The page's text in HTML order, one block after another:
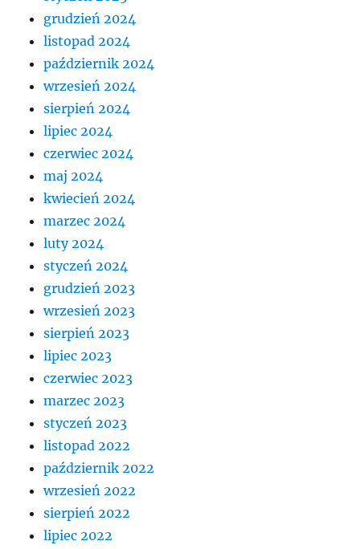
grudzień 2024
listopad 2024
październik 2024
wrzesień 2024
sierpień 2024
lipiec 2024
czerwiec 2024
maj 2024
kwiecień 2024
marzec 2024
luty 2024
styczeń 2024
grudzień 2023
wrzesień 2023
sierpień 2023
lipiec 2023
czerwiec 2023
marzec 2023
styczeń 2023
listopad 2022
październik 2022
wrzesień 2022
sierpień 2022
lipiec 2022